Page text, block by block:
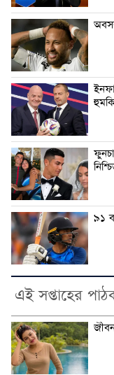
৯১
এই সপ্তাহের